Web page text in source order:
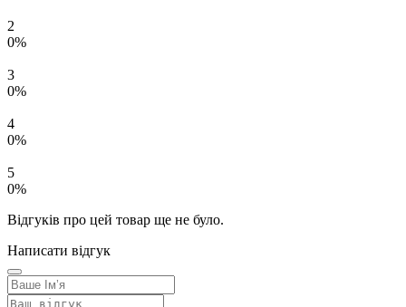
2
0%
3
0%
4
0%
5
0%
Відгуків про цей товар ще не було.
Написати відгук